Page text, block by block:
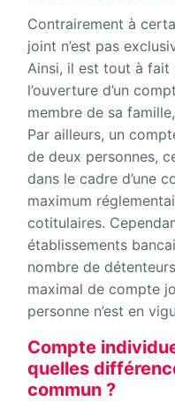
Contrairement à
joint n’est pas
Ainsi, il est tout à fait
l’ouverture d’un
membre de sa
Par ailleurs, un
de deux personnes,
dans le cadre d’une
maximum
cotitulaires.
établissements
nombre de
maximal de compte
personne n’est en
Compte
quelles
commun ?